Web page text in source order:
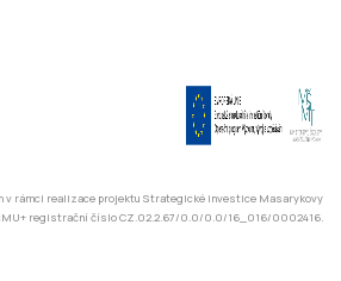
v rámci realizace projektu Strategické investice Masarykovy
registrační číslo CZ.02.2.67/0.0/0.0/16_016/0002416.